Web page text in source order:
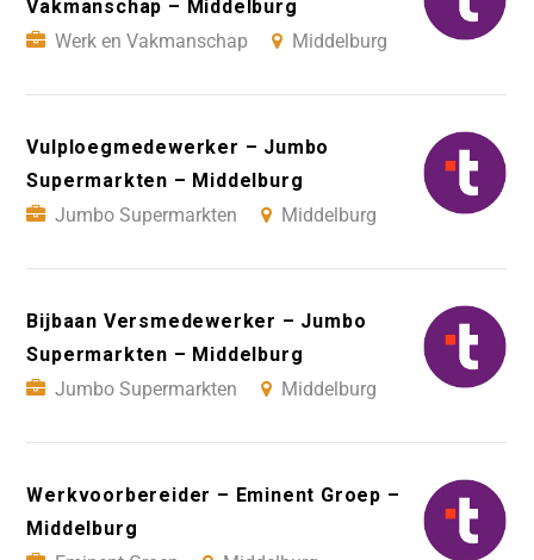
Vakmanschap – Middelburg
Werk en Vakmanschap
Middelburg
Vulploegmedewerker – Jumbo
Supermarkten – Middelburg
Jumbo Supermarkten
Middelburg
Bijbaan Versmedewerker – Jumbo
Supermarkten – Middelburg
Jumbo Supermarkten
Middelburg
Werkvoorbereider – Eminent Groep –
Middelburg